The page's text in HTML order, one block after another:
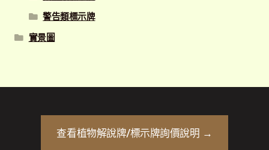
警告類標示牌
實景圖
查看植物解說牌/標示牌詢價說明 →